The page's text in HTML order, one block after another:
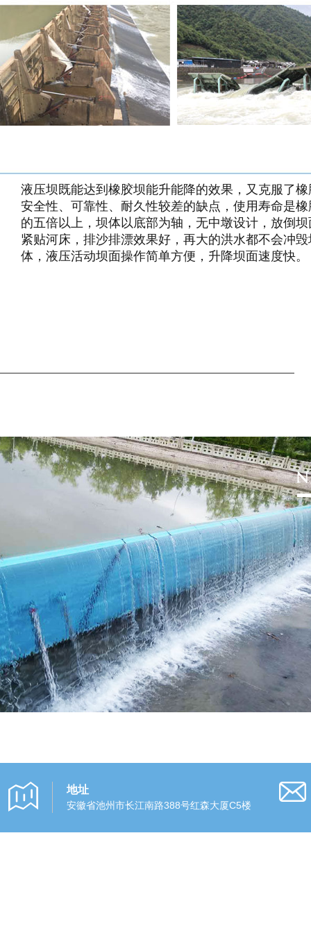
液压坝既能达到橡胶坝能升能降的效果，又克服了橡
安全性、可靠性、耐久性较差的缺点，使用寿命是橡
的五倍以上，坝体以底部为轴，无中墩设计，放倒坝
紧贴河床，排沙排漂效果好，再大的洪水都不会冲毁
体，液压活动坝面操作简单方便，升降坝面速度快。
地址
安徽省池州市长江南路388号红森大厦C5楼